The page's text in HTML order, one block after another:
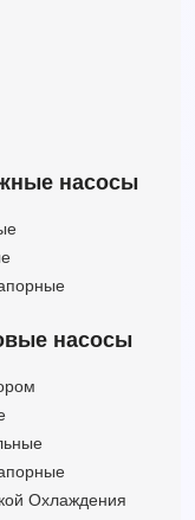
насосы
насосы
Охлаждения